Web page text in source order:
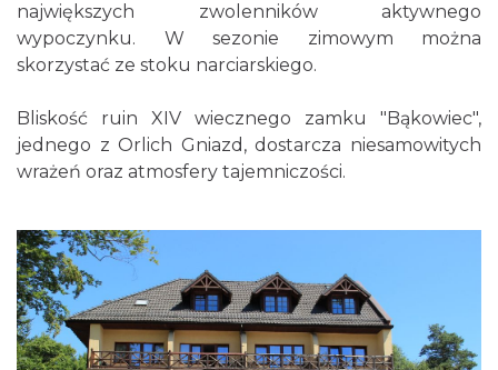
największych zwolenników aktywnego
wypoczynku. W sezonie zimowym można
skorzystać ze stoku narciarskiego.
Bliskość ruin XIV wiecznego zamku "Bąkowiec",
jednego z Orlich Gniazd, dostarcza niesamowitych
wrażeń oraz atmosfery tajemniczości.